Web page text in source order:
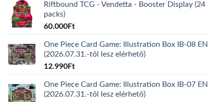
Riftbound TCG - Vendetta - Booster Display (24
packs)
60.000Ft
One Piece Card Game: Illustration Box IB-08 EN
(2026.07.31.-től lesz elérhető)
12.990Ft
One Piece Card Game: Illustration Box IB-07 EN
(2026.07.31.-től lesz elérhető)